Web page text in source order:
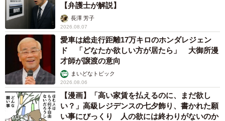
【弁護士が解説】
長澤 芳子
2026.08.07
愛車は総走行距離17万キロのホンダレジェン
ド 「どなたか欲しい方が居たら」 大御所漫
才師が譲渡の意向
まいどなトピック
2026.08.06
【漫画】「高い家賃を払えるのに、まだ欲し
い？」高級レジデンスの七夕飾り、書かれた願
い事にびっくり 人の欲には終わりがないのか